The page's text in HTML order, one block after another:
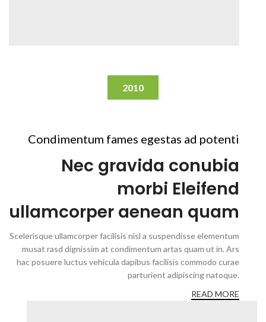
2010
Condimentum fames egestas ad potenti
Nec gravida conubia
morbi Eleifend
ullamcorper aenean quam
Scelerisque ullamcorper facilisis nisl a suspendisse elementum
musat rasd dignissim at condimentum artas quam ut in. Ars
hac posuere luctus vehicula dapibus facilisis commodo curae
parturient adipiscing natoque.
READ MORE